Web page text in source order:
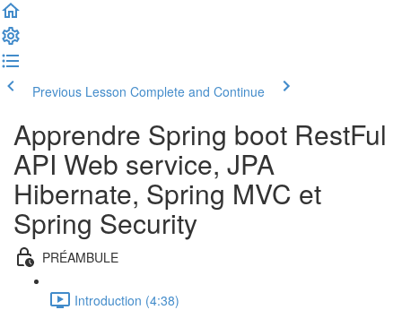
Previous Lesson Complete and Continue
Apprendre Spring boot RestFul
API Web service, JPA
Hibernate, Spring MVC et
Spring Security
PRÉAMBULE
Introduction (4:38)